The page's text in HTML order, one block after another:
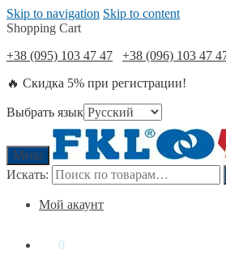
Skip to navigation Skip to content
Shopping Cart
+38 (095) 103 47 47
+38 (096) 103 47
🔥 Скидка 5% при регистрации!
Выбрать язык
Menu
Искать:
Мой акаунт
0